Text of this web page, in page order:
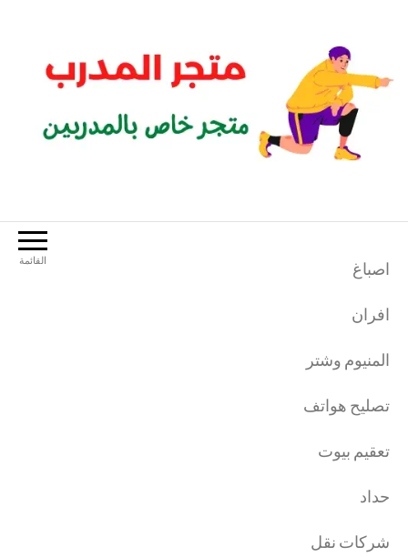
القائمة اصباغ
افران
المنيوم وشتر
تصليح هواتف
تعقيم بيوت
حداد
شركات نقل